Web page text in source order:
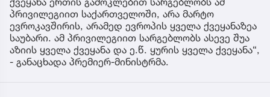
პრივილეგიით საქართველოში, არა მარტო
ევროკავშირის, არამედ ევროპის ყველა ქვეყანაზეა
საუბარი. ამ პრივილეგიით სარგებლობს ასევე შუა
აზიის ყველა ქვეყანა და ე.წ. ყურის ყველა ქვეყანა“,
- განაცხადა პრემიერ-მინისტრმა.